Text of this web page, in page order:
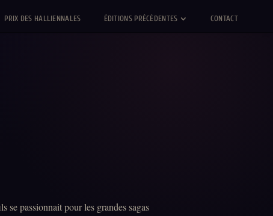
PRIX DES HALLIENNALES ÉDITIONS PRÉCÉDENTES CONTACT
se passionnait pour les grandes sagas